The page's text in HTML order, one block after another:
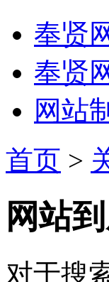
奉贤
奉贤
网站
首页 >
网站
对于搜